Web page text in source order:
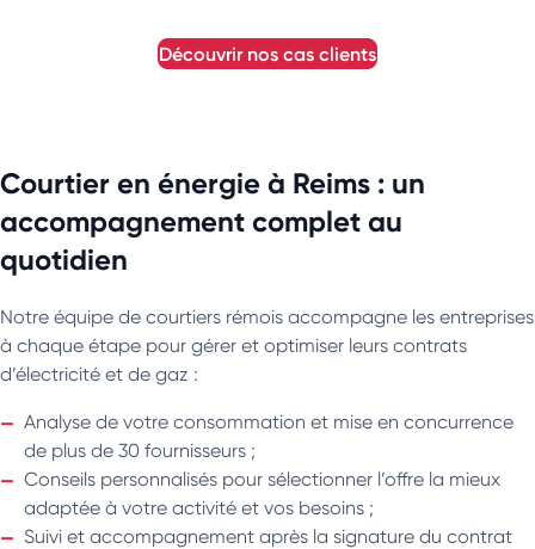
découvrir nos cas clients
Courtier en énergie à Reims : un
accompagnement complet au
quotidien
Notre équipe de courtiers rémois accompagne les entreprises
à chaque étape pour gérer et optimiser leurs contrats
d’électricité et de gaz :
Analyse de votre consommation et mise en concurrence
de plus de 30 fournisseurs ;
Conseils personnalisés pour sélectionner l’offre la mieux
adaptée à votre activité et vos besoins ;
Suivi et accompagnement après la signature du contrat